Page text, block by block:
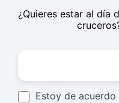
¿Quieres estar al día
Estoy de acuerdo